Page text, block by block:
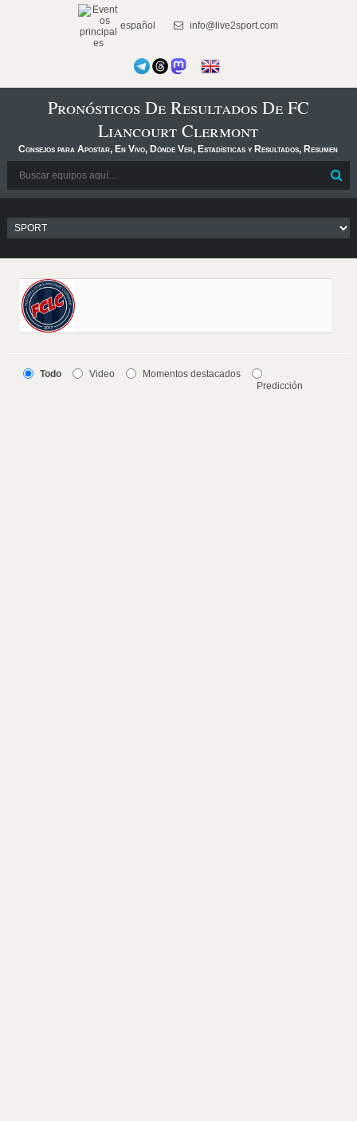
español info@live2sport.com
Pronósticos De Resultados De FC
Liancourt Clermont
Consejos para Apostar, En Vivo, Dónde Ver, Estadísticas y Resultados, Resumen
Todo Video
Momentos destacados
Predicción